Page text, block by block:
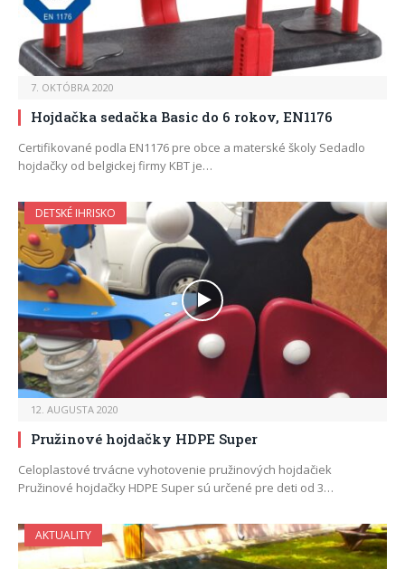
7. OKTÓBRA 2020
Hojdačka sedačka Basic do 6 rokov, EN1176
Certifikované podla EN1176 pre obce a materské školy Sedadlo
hojdačky od belgickej firmy KBT je…
DETSKÉ IHRISKO
12. AUGUSTA 2020
Pružinové hojdačky HDPE Super
Celoplastové trvácne vyhotovenie pružinových hojdačiek
Pružinové hojdačky HDPE Super sú určené pre deti od 3…
AKTUALITY